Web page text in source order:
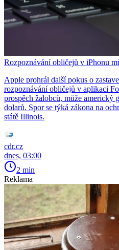
Rozpoznávání obličejů v iPhonu
Apple prohrál další pokus o
rozpoznávání obličejů v aplikaci
prospěch žalobců, může americký
dolarů. Spor se týká zákona na
státě Illinois.
cdr.cz
dnes, 03:00
2 min
Reklama